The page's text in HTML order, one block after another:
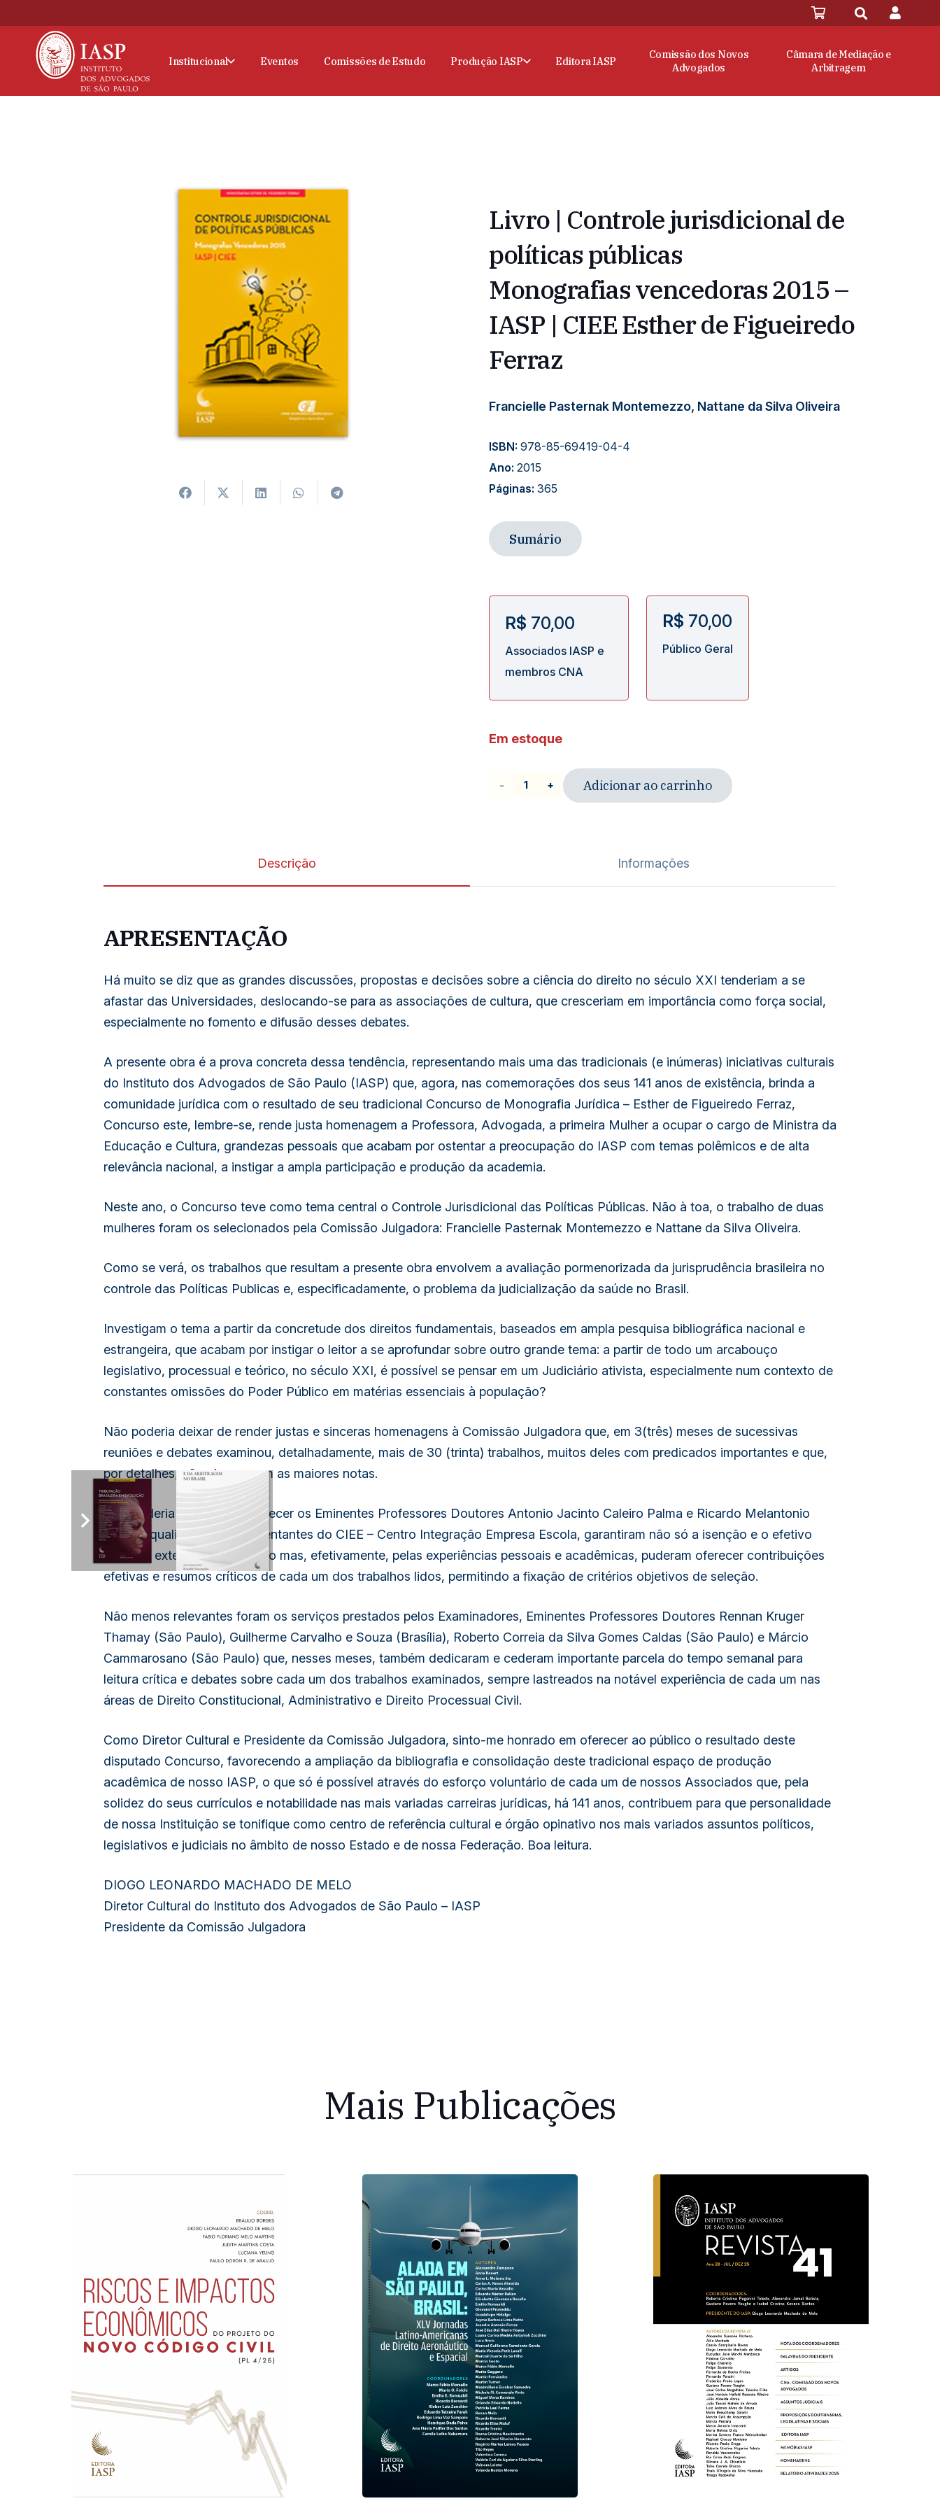
Institucional Eventos Comissões de Estudo Produção IASP Editora IASP
Comissão dos Novos
Advogados
Câmara de Mediação e
Arbitragem
Livro | Controle jurisdicional de
políticas públicas
Monografias vencedoras 2015 –
IASP | CIEE Esther de Figueiredo
Ferraz
Francielle Pasternak Montemezzo, Nattane da Silva Oliveira
ISBN: 978-85-69419-04-4
Ano: 2015
Páginas: 365
Sumário
R$ 70,00
Associados IASP e
membros CNA
R$ 70,00
Público Geral
Em estoque
Livro
de
vencedoras
IASP
|
CIEE
de
Ferraz
Adicionar ao carrinho
Descrição Informações
APRESENTAÇÃO
Há muito se diz que as grandes discussões, propostas e decisões sobre a ciência do direito no século XXI tenderiam a se
afastar das Universidades, deslocando-se para as associações de cultura, que cresceriam em importância como força social,
especialmente no fomento e difusão desses debates.
A presente obra é a prova concreta dessa tendência, representando mais uma das tradicionais (e inúmeras) iniciativas culturais
do Instituto dos Advogados de São Paulo (IASP) que, agora, nas comemorações dos seus 141 anos de existência, brinda a
comunidade jurídica com o resultado de seu tradicional Concurso de Monografia Jurídica – Esther de Figueiredo Ferraz,
Concurso este, lembre-se, rende justa homenagem a Professora, Advogada, a primeira Mulher a ocupar o cargo de Ministra da
Educação e Cultura, grandezas pessoais que acabam por ostentar a preocupação do IASP com temas polêmicos e de alta
relevância nacional, a instigar a ampla participação e produção da academia.
Neste ano, o Concurso teve como tema central o Controle Jurisdicional das Políticas Públicas. Não à toa, o trabalho de duas
mulheres foram os selecionados pela Comissão Julgadora: Francielle Pasternak Montemezzo e Nattane da Silva Oliveira.
Como se verá, os trabalhos que resultam a presente obra envolvem a avaliação pormenorizada da jurisprudência brasileira no
controle das Políticas Publicas e, especificadamente, o problema da judicialização da saúde no Brasil.
Investigam o tema a partir da concretude dos direitos fundamentais, baseados em ampla pesquisa bibliográfica nacional e
estrangeira, que acabam por instigar o leitor a se aprofundar sobre outro grande tema: a partir de todo um arcabouço
legislativo, processual e teórico, no século XXI, é possível se pensar em um Judiciário ativista, especialmente num contexto de
constantes omissões do Poder Público em matérias essenciais à população?
Não poderia deixar de render justas e sinceras homenagens à Comissão Julgadora que, em 3(três) meses de sucessivas
reuniões e debates examinou, detalhadamente, mais de 30 (trinta) trabalhos, muitos deles com predicados importantes e que,
por detalhes, não alcançaram as maiores notas.
Não poderia deixar de agradecer os Eminentes Professores Doutores Antonio Jacinto Caleiro Palma e Ricardo Melantonio
que, na qualidade de representantes do CIEE – Centro Integração Empresa Escola, garantiram não só a isenção e o efetivo
controle externo do Concurso mas, efetivamente, pelas experiências pessoais e acadêmicas, puderam oferecer contribuições
efetivas e resumos críticos de cada um dos trabalhos lidos, permitindo a fixação de critérios objetivos de seleção.
Não menos relevantes foram os serviços prestados pelos Examinadores, Eminentes Professores Doutores Rennan Kruger
Thamay (São Paulo), Guilherme Carvalho e Souza (Brasília), Roberto Correia da Silva Gomes Caldas (São Paulo) e Márcio
Cammarosano (São Paulo) que, nesses meses, também dedicaram e cederam importante parcela do tempo semanal para
leitura crítica e debates sobre cada um dos trabalhos examinados, sempre lastreados na notável experiência de cada um nas
áreas de Direito Constitucional, Administrativo e Direito Processual Civil.
Como Diretor Cultural e Presidente da Comissão Julgadora, sinto-me honrado em oferecer ao público o resultado deste
disputado Concurso, favorecendo a ampliação da bibliografia e consolidação deste tradicional espaço de produção
acadêmica de nosso IASP, o que só é possível através do esforço voluntário de cada um de nossos Associados que, pela
solidez do seus currículos e notabilidade nas mais variadas carreiras jurídicas, há 141 anos, contribuem para que personalidade
de nossa Instituição se tonifique como centro de referência cultural e órgão opinativo nos mais variados assuntos políticos,
legislativos e judiciais no âmbito de nosso Estado e de nossa Federação. Boa leitura.
DIOGO LEONARDO MACHADO DE MELO
Diretor Cultural do Instituto dos Advogados de São Paulo – IASP
Presidente da Comissão Julgadora
Mais Publicações